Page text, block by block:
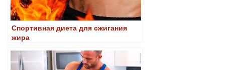
Спортивная диета для сжигания
жира